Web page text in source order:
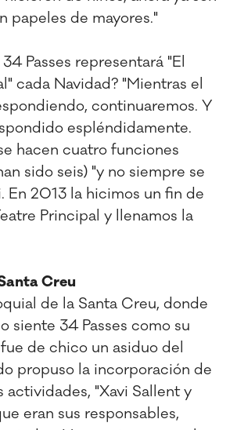
papeles de mayores."
Passes representará "El
cada Navidad? "Mientras el
continuaremos. Y
espléndidamente.
hacen cuatro funciones
sido seis) "y no siempre se
En 2013 la hicimos un fin de
Principal y llenamos la
Creu
de la Santa Creu, donde
siente 34 Passes como su
de chico un asiduo del
propuso la incorporación de
actividades, "Xavi Sallent y
eran sus responsables,